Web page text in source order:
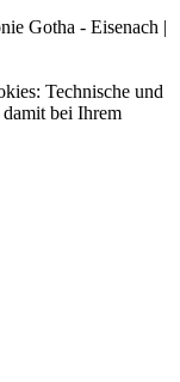
Gotha - Eisenach |
Technische und
bei Ihrem